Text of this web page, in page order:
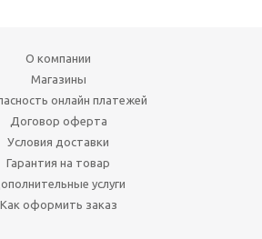
О компании
Магазины
онлайн платежей
Договор оферта
Условия доставки
Гарантия на товар
услуги
Как оформить заказ